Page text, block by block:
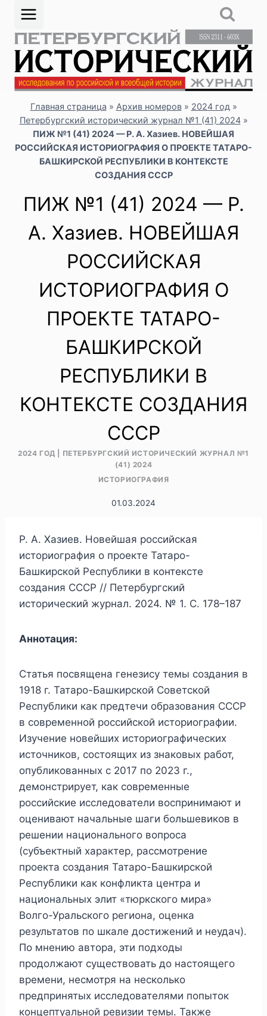
Перейти
содержимому
Главная страница » Архив номеров» 2024 год »
Петербургский исторический журнал №1 (41) 2024»
ПИЖ №1 (41) 2024 — Р. А. Хазиев. НОВЕЙШАЯ
РОССИЙСКАЯ ИСТОРИОГРАФИЯ О ПРОЕКТЕ ТАТАРО-
БАШКИРСКОЙ РЕСПУБЛИКИ В КОНТЕКСТЕ
СОЗДАНИЯ СССР
ПИЖ №1 (41) 2024 — Р.
А. Хазиев. НОВЕЙШАЯ
РОССИЙСКАЯ
ИСТОРИОГРАФИЯ О
ПРОЕКТЕ ТАТАРО-
БАШКИРСКОЙ
РЕСПУБЛИКИ В
КОНТЕКСТЕ СОЗДАНИЯ
СССР
2024 ГОД
ПЕТЕРБУРГСКИЙ ИСТОРИЧЕСКИЙ ЖУРНАЛ №1
(41) 2024
ИСТОРИОГРАФИЯ
01.03.2024
Р. А. Хазиев. Новейшая российская
историография о проекте Татаро-
Башкирской Республики в контексте
создания СССР // Петербургский
исторический журнал. 2024. № 1. С. 178–187
Аннотация:
Статья посвящена генезису темы создания в
1918 г. Татаро-Башкирской Советской
Республики как предтечи образования СССР
в современной российской историографии.
Изучение новейших историографических
источников, состоящих из знаковых работ,
опубликованных с 2017 по 2023 г.,
демонстрирует, как современные
российские исследователи воспринимают и
оценивают начальные шаги большевиков в
решении национального вопроса
(субъектный характер, рассмотрение
проекта создания Татаро-Башкирской
Республики как конфликта центра и
национальных элит «тюркского мира»
Волго-Уральского региона, оценка
результатов по шкале достижений и неудач).
По мнению автора, эти подходы
продолжают существовать до настоящего
времени, несмотря на несколько
предпринятых исследователями попыток
концептуальной ревизии темы. Также